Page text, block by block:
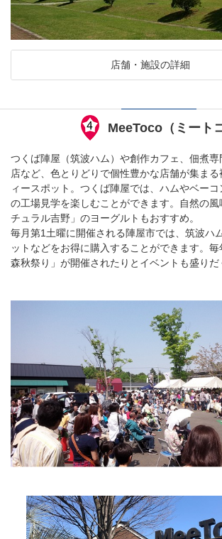
店舗・施設の詳細
MeeToco（ミートコ
つくば陣屋（筑波ハム）や創作カフェ、佃煮
店など、色とりどりで個性豊かな店舗が集ま
ィースポット。つくば陣屋では、ハムやベー
の工場見学を楽しむことができます。自然の
チュラル吉野」のヨーグルトもおすすめ。
毎月第1土曜に開催される陣屋市では、筑波ハ
ットなどをお得に購入することができます。
森秋祭り」が開催されたりとイベントも盛りだ